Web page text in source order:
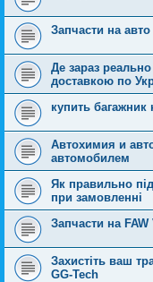
Запчасти на авто
Де зараз реально
доставкою по
купить
Автохимия и
автомобилем
Як правильно
при замовленні
Запчасти на FAW
Захистіть ваш
GG‑Tech